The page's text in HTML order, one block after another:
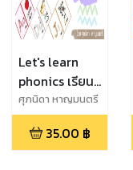
Let's learn
phonics เรียนรู้
โฟนิกส์ ชุด
Alphabet
Sounds
ศุภนิดา หาญมนตรี
35.00 ฿